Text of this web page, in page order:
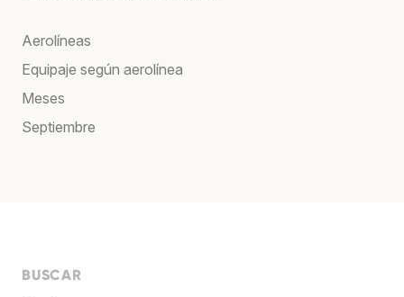
Aerolíneas
Equipaje según aerolínea
Meses
Septiembre
BUSCAR